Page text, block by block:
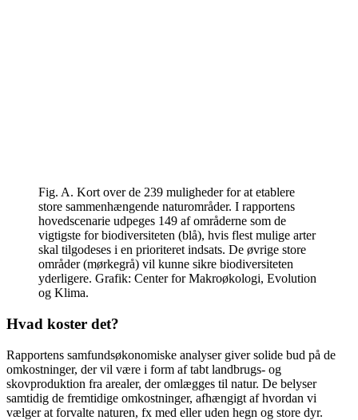
Fig. A. Kort over de 239 muligheder for at etablere
store sammenhængende naturområder. I rapportens
hovedscenarie udpeges 149 af områderne som de
vigtigste for biodiversiteten (blå), hvis flest mulige arter
skal tilgodeses i en prioriteret indsats. De øvrige store
områder (mørkegrå) vil kunne sikre biodiversiteten
yderligere. Grafik: Center for Makroøkologi, Evolution
og Klima.
Hvad koster det?
Rapportens samfundsøkonomiske analyser giver solide bud på de
omkostninger, der vil være i form af tabt landbrugs- og
skovproduktion fra arealer, der omlægges til natur. De belyser
samtidig de fremtidige omkostninger, afhængigt af hvordan vi
vælger at forvalte naturen, fx med eller uden hegn og store dyr.